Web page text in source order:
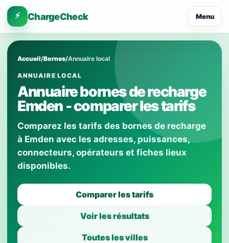
⚡ ChargeCheck Menu
Accueil/Bornes/Annuaire local
ANNUAIRE LOCAL
Annuaire bornes de recharge
Emden - comparer les tarifs
Comparez les tarifs des bornes de recharge
à Emden avec les adresses, puissances,
connecteurs, opérateurs et fiches lieux
disponibles.
Comparer les tarifs
Voir les résultats
Toutes les villes